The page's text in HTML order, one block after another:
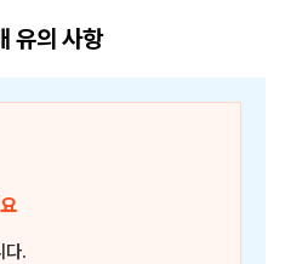
유의 사항
다.